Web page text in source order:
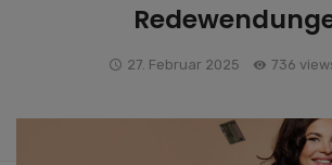
27. Februar 2025 736